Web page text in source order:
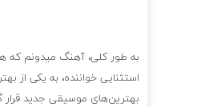
به طور کلی، آهنگ میدونم که
استثنایی خواننده، به یکی از
بهترین‌های موسیقی جدید قرار